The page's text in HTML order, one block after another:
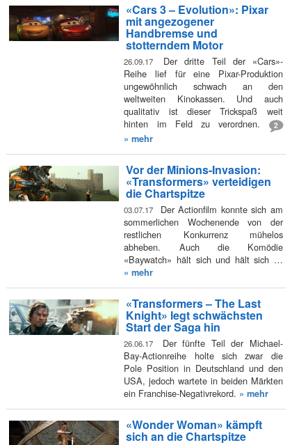
«Cars 3 – Evolution»: Pixar
mit angezogener
Handbremse und
stotterndem Motor
26.09.17
Der dritte Teil der «Cars»-
Reihe lief für eine Pixar-Produktion
ungewöhnlich schwach an den
weltweiten Kinokassen. Und auch
qualitativ ist dieser Trickspaß weit
hinten im Feld zu verordnen.
2
» mehr
Vor der Minions-Invasion:
«Transformers» verteidigen
die Chartspitze
03.07.17
Der Actionfilm konnte sich am
sommerlichen Wochenende von der
restlichen Konkurrenz mühelos
abheben. Auch die Komödie
«Baywatch» hält sich und hält sich …
» mehr
«Transformers – The Last
Knight» legt schwächsten
Start der Saga hin
26.06.17
Der fünfte Teil der Michael-
Bay-Actionreihe holte sich zwar die
Pole Position in Deutschland und den
USA, jedoch wartete in beiden Märkten
ein Franchise-Negativrekord. » mehr
«Wonder Woman» kämpft
sich an die Chartspitze